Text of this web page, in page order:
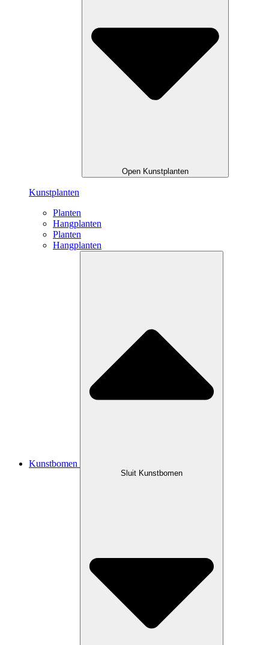
Open Kunstplanten
Kunstplanten
Planten
Hangplanten
Planten
Hangplanten
Kunstbomen
Sluit Kunstbomen